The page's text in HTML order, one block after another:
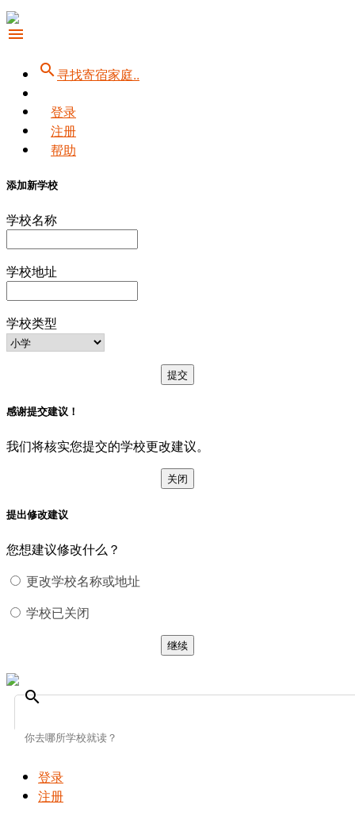
menu
search寻找寄宿家庭..
登录
注册
帮助
添加新学校
学校名称
学校地址
学校类型
提交
感谢提交建议！
我们将核实您提交的学校更改建议。
关闭
提出修改建议
您想建议修改什么？
更改学校名称或地址
学校已关闭
继续
search
登录
注册